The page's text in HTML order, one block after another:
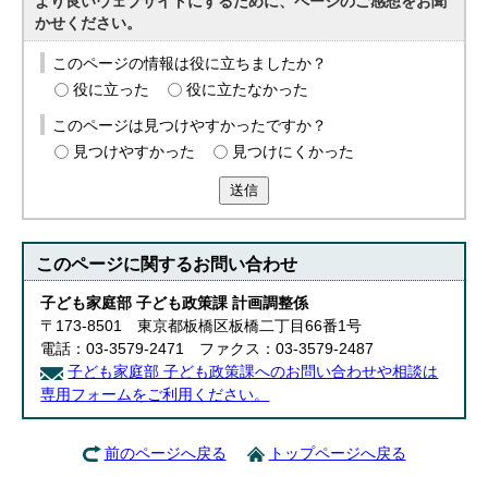
かせください。
このページの情報は役に立ちましたか？
役に立った
役に立たなかった
このページは見つけやすかったですか？
見つけやすかった
見つけにくかった
送信
このページに関するお問い合わせ
子ども家庭部 子ども政策課 計画調整係
〒173-8501 東京都板橋区板橋二丁目66番1号
電話：03-3579-2471 ファクス：03-3579-2487
子ども家庭部 子ども政策課へのお問い合わせや相談は
専用フォームをご利用ください。
前のページへ戻る トップページへ戻る